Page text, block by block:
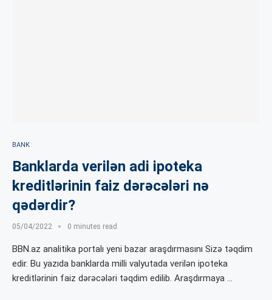
BANK
Banklarda verilən adi ipoteka
kreditlərinin faiz dərəcələri nə
qədərdir?
05/04/2022 0 minutes read
BBN.az analitika portalı yeni bazar araşdırmasını Sizə təqdim
edir. Bu yazıda banklarda milli valyutada verilən ipoteka
kreditlərinin faiz dərəcələri təqdim edilib. Araşdırmaya …